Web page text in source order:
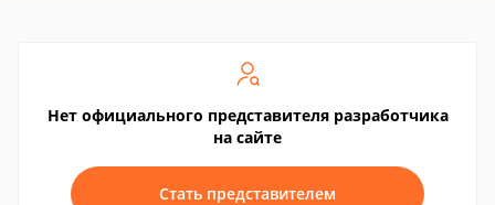
Нет официального представителя разработчика
на сайте
Стать представителем